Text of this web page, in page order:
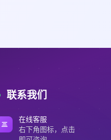
联系我们
在线客服
右下角图标，点击